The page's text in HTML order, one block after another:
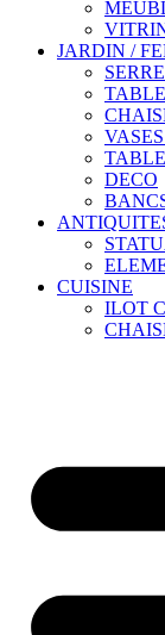
JARDIN /
DECO
CUISINE
ILOT